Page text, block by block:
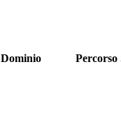
Dominio Percorso